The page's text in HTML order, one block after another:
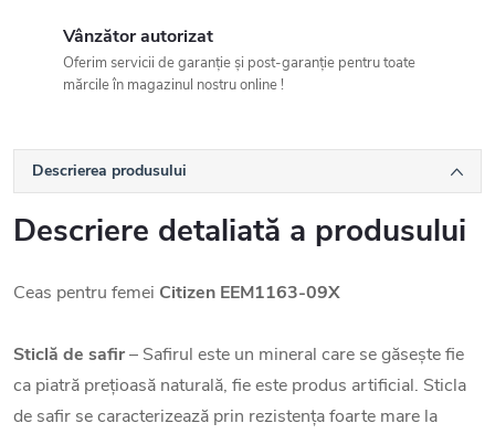
Vânzător autorizat
Oferim servicii de garanție și post-garanție pentru toate
mărcile în magazinul nostru online !
Descrierea produsului
Descriere detaliată a produsului
Ceas pentru femei Citizen EEM1163-09X
Sticlă de safir– Safirul este un mineral care se găsește fie
ca piatră prețioasă naturală, fie este produs artificial. Sticla
de safir se caracterizează prin rezistența foarte mare la